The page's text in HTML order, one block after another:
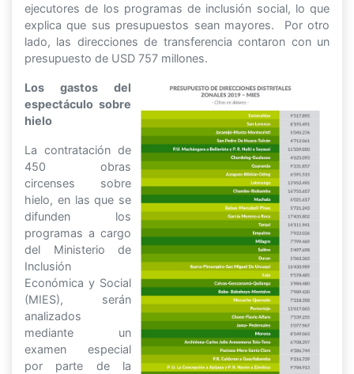
ejecutores de los programas de inclusión social, lo que
explica que sus presupuestos sean mayores. Por otro
lado, las direcciones de transferencia contaron con un
presupuesto de USD 757 millones.
Los gastos del
espectáculo sobre
hielo
La contratación de
450 obras
circenses sobre
hielo, en las que se
difunden los
programas a cargo
del Ministerio de
Inclusión
Económica y Social
(MIES), serán
analizados
mediante un
examen especial
por parte de la